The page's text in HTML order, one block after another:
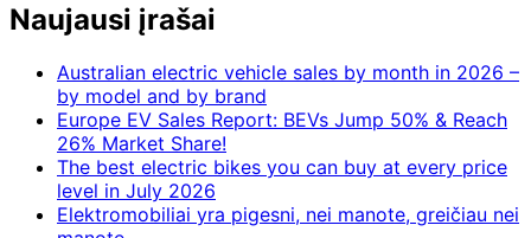
Naujausi įrašai
Australian electric vehicle sales by month in 2026 –
by model and by brand
Europe EV Sales Report: BEVs Jump 50% & Reach
26% Market Share!
The best electric bikes you can buy at every price
level in July 2026
Elektromobiliai yra pigesni, nei manote, greičiau nei